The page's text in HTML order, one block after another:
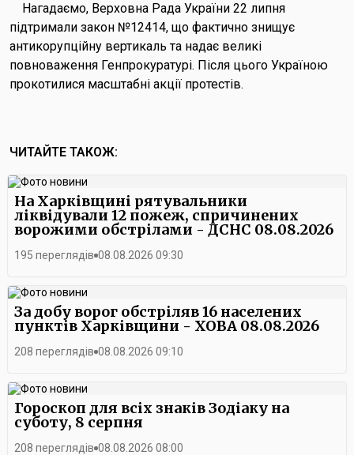
Нагадаємо, Верховна Рада України 22 липня
підтримали закон №12414, що фактично знищує
антикорупційну вертикаль та надає великі
повноваження Генпрокуратурі. Після цього Україною
прокотилися масштабні акції протестів.
ЧИТАЙТЕ ТАКОЖ:
На Харківщині рятувальники
ліквідували 12 пожеж, спричинених
ворожими обстрілами - ДСНС 08.08.2026
195 переглядів 08.08.2026 09:30
За добу ворог обстріляв 16 населених
пунктів Харківщини - ХОВА 08.08.2026
208 переглядів 08.08.2026 09:10
Гороскоп для всіх знаків Зодіаку на
суботу, 8 серпня
208 переглядів 08.08.2026 08:00